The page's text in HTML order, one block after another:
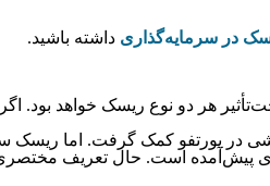
در سرمایه‌گذاری داشته باشید.
هر دو نوع ریسک خواهد بود.
در پورتفو کمک گرفت. اما ریسک
پیش‌آمده است. حال تعریف